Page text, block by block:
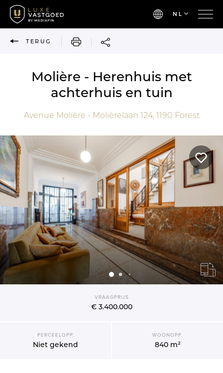
NL
TERUG AFDRUKKEN
Molière - Herenhuis met
achterhuis en tuin
Avenue Molière - Molièrelaan 124, 1190 Forest
VRAAGPRIJS
€ 3.400.000
PERCEELOPP.
Niet gekend
WOONOPP.
840 m²